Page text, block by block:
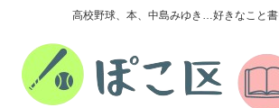
高校野球、本、中島みゆき…好きなこと書